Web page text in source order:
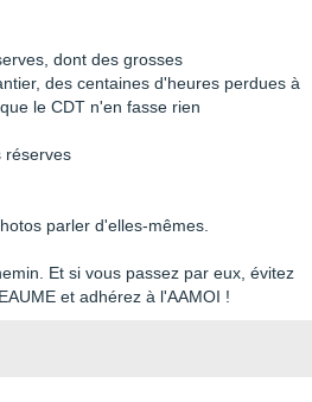
dont des grosses
des centaines d'heures perdues à
le CDT n'en fasse rien
réserves
parler d'elles-mêmes.
Et si vous passez par eux, évitez
et adhérez à l'AAMOI !